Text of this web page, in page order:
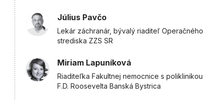
Július Pavčo
Lekár záchranár, bývalý riaditeľ Operačného
strediska ZZS SR
Miriam Lapuníková
Riaditeľka Fakultnej nemocnice s poliklinikou
F.D. Roosevelta Banská Bystrica